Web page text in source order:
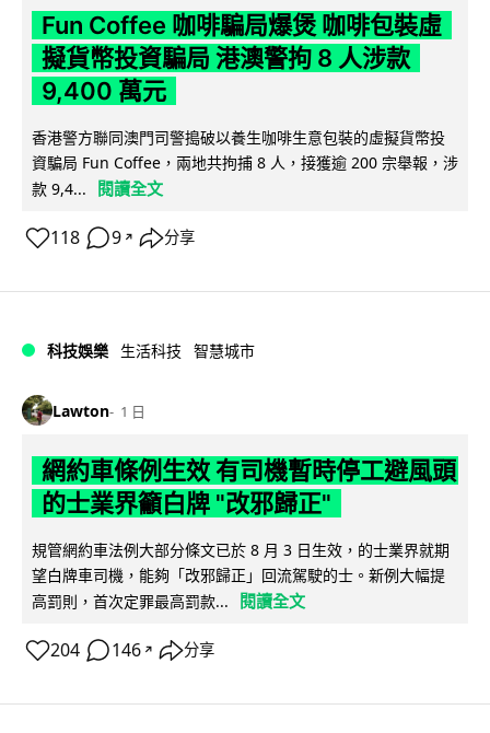
Fun Coffee 咖啡騙局爆煲 咖啡包裝虛
擬貨幣投資騙局 港澳警拘 8 人涉款
9,400 萬元
香港警方聯同澳門司警搗破以養生咖啡生意包裝的虛擬貨幣投
資騙局 Fun Coffee，兩地共拘捕 8 人，接獲逾 200 宗舉報，涉
款 9,4...
閱讀全文
118 9 ↗ 分享
科技娛樂 生活科技 智慧城市
Lawton 1 日
網約車條例生效 有司機暫時停工避風頭
的士業界籲白牌 "改邪歸正"
規管網約車法例大部分條文已於 8 月 3 日生效，的士業界就期
望白牌車司機，能夠「改邪歸正」回流駕駛的士。新例大幅提
高罰則，首次定罪最高罰款...
閱讀全文
204 146 ↗ 分享